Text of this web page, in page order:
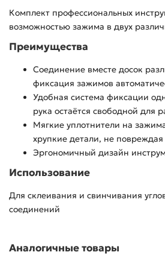
Комплект профессиональных
возможностью зажима в двух
Преимущества
Соединение вместе досок
фиксация зажимов
Удобная система фиксации
рука остаётся свободной для
Мягкие уплотнители на
хрупкие детали, не повреждая
Эргономичный дизайн
Использование
Для склеивания и свинчивания
соединений
Аналогичные товары